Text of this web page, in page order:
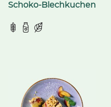
Schoko-Blechkuchen